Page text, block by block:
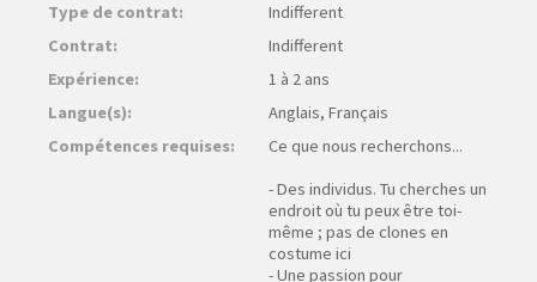
Type de contrat:
Indifferent
Contrat:
Indifferent
Expérience:
1 à 2 ans
Langue(s):
Anglais, Français
Compétences requises:
Ce que nous recherchons...
- Des individus. Tu cherches un
endroit où tu peux être toi-
même ; pas de clones en
costume ici
- Une passion pour